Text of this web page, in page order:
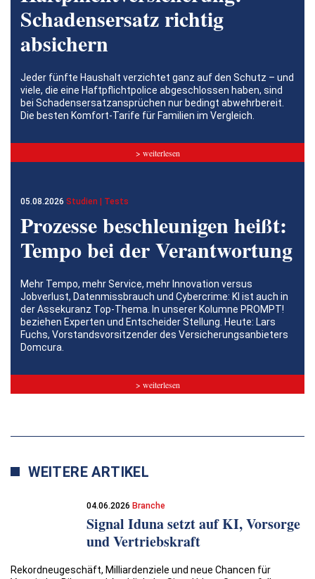
Schadensersatz richtig
absichern
Jeder fünfte Haushalt verzichtet ganz auf den Schutz – und
viele, die eine Haftpflichtpolice abgeschlossen haben, sind
bei Schadensersatzansprüchen nur bedingt abwehrbereit.
Die besten Komfort-Tarife für Familien im Vergleich.
> weiterlesen
05.08.2026 Studien | Tests
Prozesse beschleunigen heißt:
Tempo bei der Verantwortung
Mehr Tempo, mehr Service, mehr Innovation versus
Jobverlust, Datenmissbrauch und Cybercrime: KI ist auch in
der Assekuranz Top-Thema. In unserer Kolumne PROMPT!
beziehen Experten und Entscheider Stellung. Heute: Lars
Fuchs, Vorstandsvorsitzender des Versicherungsanbieters
Domcura.
> weiterlesen
WEITERE ARTIKEL
04.06.2026Branche
Signal Iduna setzt auf KI, Vorsorge
und Vertriebskraft
Rekordneugeschäft, Milliardenziele und neue Chancen für